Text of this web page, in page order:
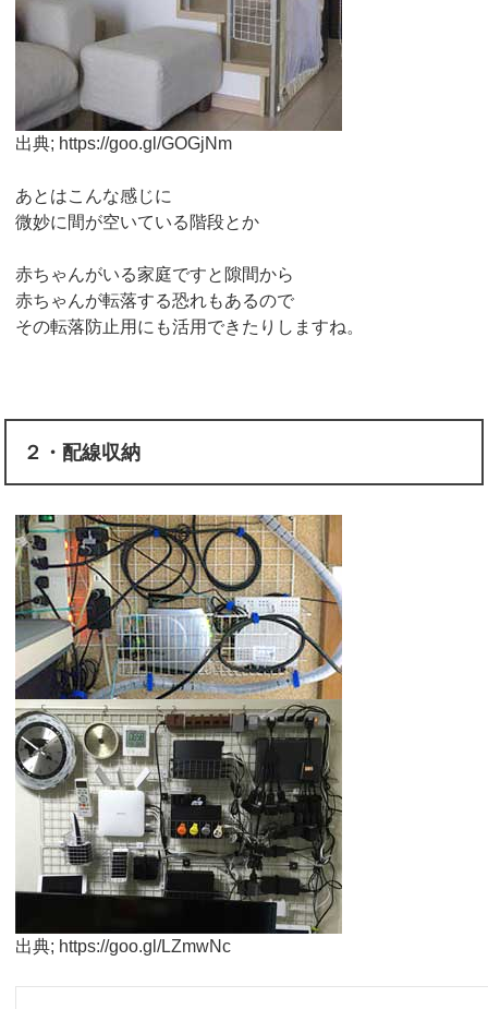
出典; https://goo.gl/GOGjNm
あとはこんな感じに
微妙に間が空いている階段とか
赤ちゃんがいる家庭ですと隙間から
赤ちゃんが転落する恐れもあるので
その転落防止用にも活用できたりしますね。
２・配線収納
出典; https://goo.gl/LZmwNc